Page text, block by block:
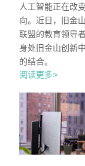
人工智能正在改
向。近日，旧金
联盟的教育领导
身处旧金山创新
的结合。
阅读更多>